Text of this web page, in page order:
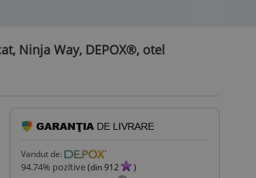
Ninja Way, DEPOX®, otel
Vandut de:
94.74% pozitive(din912
)